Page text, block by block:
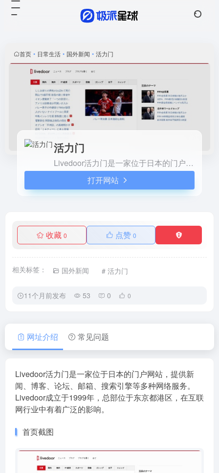
首页 • 日常生活 • 国外新闻 • 活力门
活力门
Livedoor活力门是一家位于日本的门户网站，提供新闻、博客、论坛、邮箱、搜索引擎等多种网络服务。Livedoor成立于1999年，总部位于东京都港区，在互联网行业中有着广泛的影响。
打开网站
收藏0 点赞 0
相关标签： 国外新闻 # 活力门
11个月前发布 53 0 0
多种网络服务。Livedoor成立
于1999年，总部位于东京都港
区，在互联网行业中有着广泛
的影响。
网址介绍 常见问题
Livedoor活力门是一家位于日本的门户网站，提供新
闻、博客、论坛、邮箱、搜索引擎等多种网络服务。
Livedoor成立于1999年，总部位于东京都港区，在互联
网行业中有着广泛的影响。
首页截图